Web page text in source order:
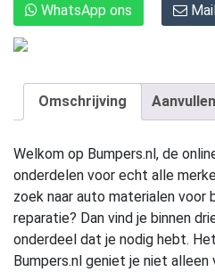
WhatsApp ons
Omschrijving
Welkom op Bumpers.nl, de
onderdelen voor echt alle
zoek naar auto materialen voor
reparatie? Dan vind je binnen
onderdeel dat je nodig hebt.
Bumpers.nl geniet je niet